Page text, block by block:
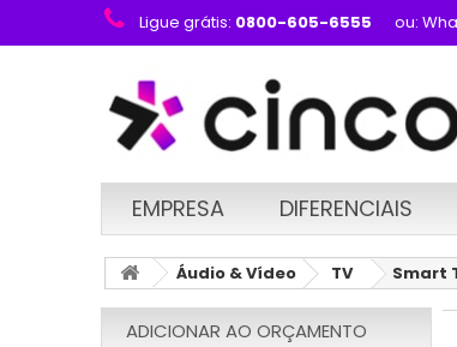
Ligue grátis: 0800-605-6555 ou:
EMPRESA DIFERENCIAIS
Áudio & Vídeo TV Smart
ADICIONAR AO ORÇAMENTO